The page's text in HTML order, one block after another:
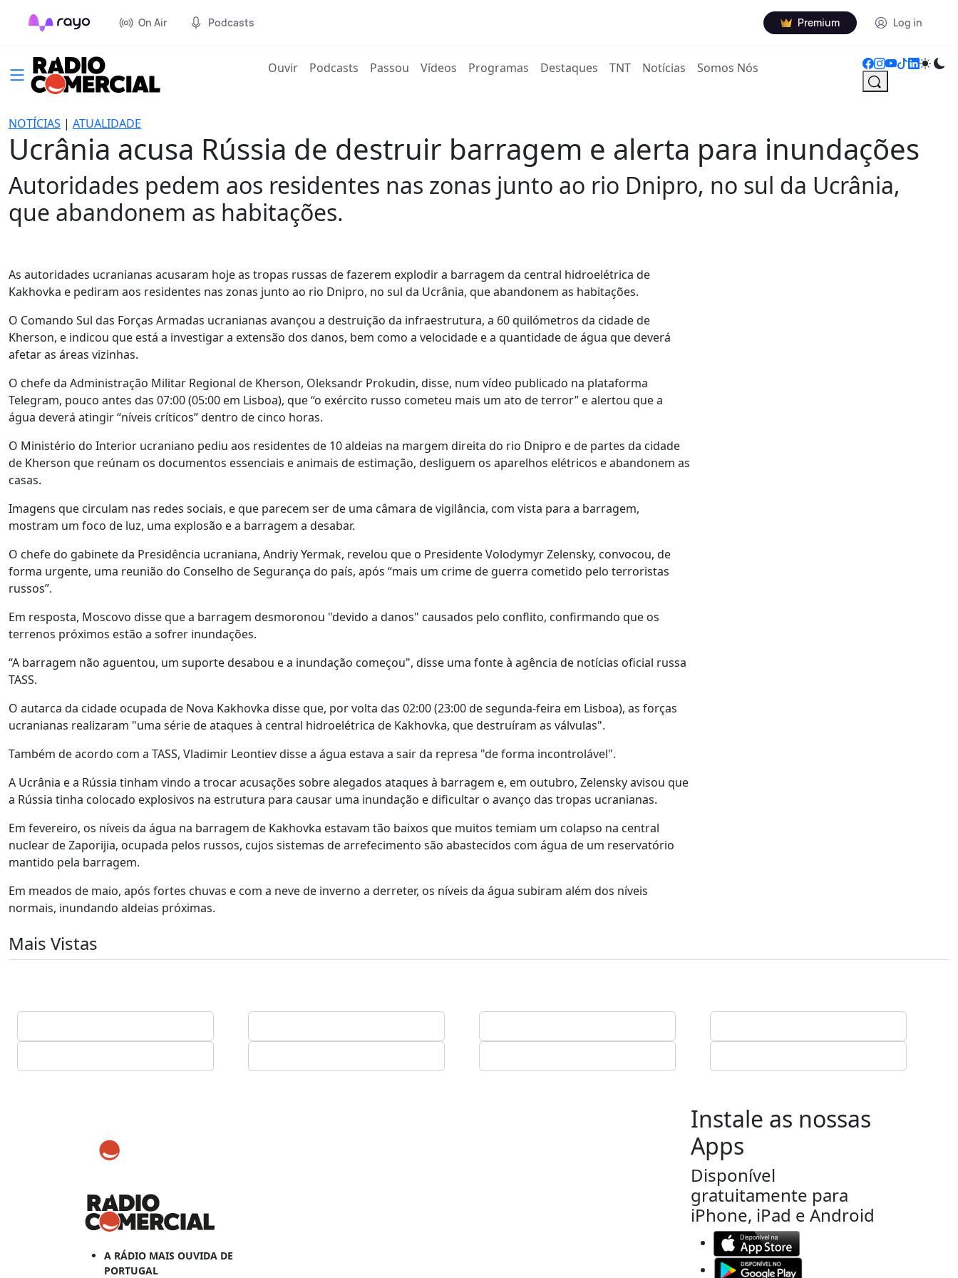
On Air Podcasts Premium Log in
Ouvir(current)
Podcasts Passou Vídeos Programas Destaques TNT Notícias Somos Nós
NOTÍCIAS | ATUALIDADE
Ucrânia acusa Rússia de destruir barragem e alerta para inundações
Autoridades pedem aos residentes nas zonas junto ao rio Dnipro, no sul da Ucrânia,
que abandonem as habitações.
As autoridades ucranianas acusaram hoje as tropas russas de fazerem explodir a barragem da central hidroelétrica de
Kakhovka e pediram aos residentes nas zonas junto ao rio Dnipro, no sul da Ucrânia, que abandonem as habitações.
O Comando Sul das Forças Armadas ucranianas avançou a destruição da infraestrutura, a 60 quilómetros da cidade de
Kherson, e indicou que está a investigar a extensão dos danos, bem como a velocidade e a quantidade de água que deverá
afetar as áreas vizinhas.
O chefe da Administração Militar Regional de Kherson, Oleksandr Prokudin, disse, num vídeo publicado na plataforma
Telegram, pouco antes das 07:00 (05:00 em Lisboa), que “o exército russo cometeu mais um ato de terror” e alertou que a
água deverá atingir “níveis críticos” dentro de cinco horas.
O Ministério do Interior ucraniano pediu aos residentes de 10 aldeias na margem direita do rio Dnipro e de partes da cidade
de Kherson que reúnam os documentos essenciais e animais de estimação, desliguem os aparelhos elétricos e abandonem as
casas.
Imagens que circulam nas redes sociais, e que parecem ser de uma câmara de vigilância, com vista para a barragem,
mostram um foco de luz, uma explosão e a barragem a desabar.
O chefe do gabinete da Presidência ucraniana, Andriy Yermak, revelou que o Presidente Volodymyr Zelensky, convocou, de
forma urgente, uma reunião do Conselho de Segurança do país, após “mais um crime de guerra cometido pelo terroristas
russos”.
Em resposta, Moscovo disse que a barragem desmoronou "devido a danos" causados pelo conflito, confirmando que os
terrenos próximos estão a sofrer inundações.
“A barragem não aguentou, um suporte desabou e a inundação começou", disse uma fonte à agência de notícias oficial russa
TASS.
O autarca da cidade ocupada de Nova Kakhovka disse que, por volta das 02:00 (23:00 de segunda-feira em Lisboa), as forças
ucranianas realizaram "uma série de ataques à central hidroelétrica de Kakhovka, que destruíram as válvulas".
Também de acordo com a TASS, Vladimir Leontiev disse a água estava a sair da represa "de forma incontrolável".
A Ucrânia e a Rússia tinham vindo a trocar acusações sobre alegados ataques à barragem e, em outubro, Zelensky avisou que
a Rússia tinha colocado explosivos na estrutura para causar uma inundação e dificultar o avanço das tropas ucranianas.
Em fevereiro, os níveis da água na barragem de Kakhovka estavam tão baixos que muitos temiam um colapso na central
nuclear de Zaporijia, ocupada pelos russos, cujos sistemas de arrefecimento são abastecidos com água de um reservatório
mantido pela barragem.
Em meados de maio, após fortes chuvas e com a neve de inverno a derreter, os níveis da água subiram além dos níveis
normais, inundando aldeias próximas.
Mais Vistas
A RÁDIO MAIS OUVIDA DE
PORTUGAL
Instale as nossas
Apps
Disponível
gratuitamente para
iPhone, iPad e Android